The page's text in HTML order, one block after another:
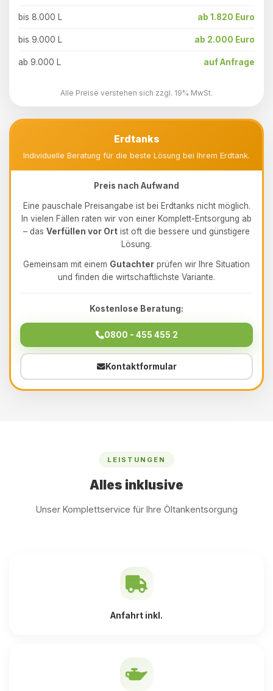
bis 8.000 L ab 1.820 Euro
bis 9.000 L ab 2.000 Euro
ab 9.000 L auf Anfrage
Alle Preise verstehen sich zzgl. 19% MwSt.
Erdtanks
Individuelle Beratung für die beste Lösung bei Ihrem Erdtank.
Preis nach Aufwand
Eine pauschale Preisangabe ist bei Erdtanks nicht möglich.
In vielen Fällen raten wir von einer Komplett-Entsorgung ab
– das Verfüllen vor Ort ist oft die bessere und günstigere
Lösung.
Gemeinsam mit einem Gutachter prüfen wir Ihre Situation
und finden die wirtschaftlichste Variante.
Kostenlose Beratung:
0800 - 455 455 2
Kontaktformular
LEISTUNGEN
Alles inklusive
Unser Komplettservice für Ihre Öltankentsorgung
Anfahrt inkl.